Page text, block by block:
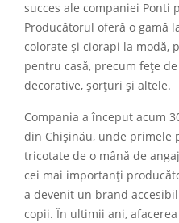
succes ale companiei Ponti
Producătorul oferă o gamă
colorate și ciorapi la modă,
pentru casă, precum fețe
decorative, șorțuri și altele.
Compania a început acum
din Chișinău, unde primele
tricotate de o mână de
cei mai importanți
a devenit un brand
copii. În ultimii ani,